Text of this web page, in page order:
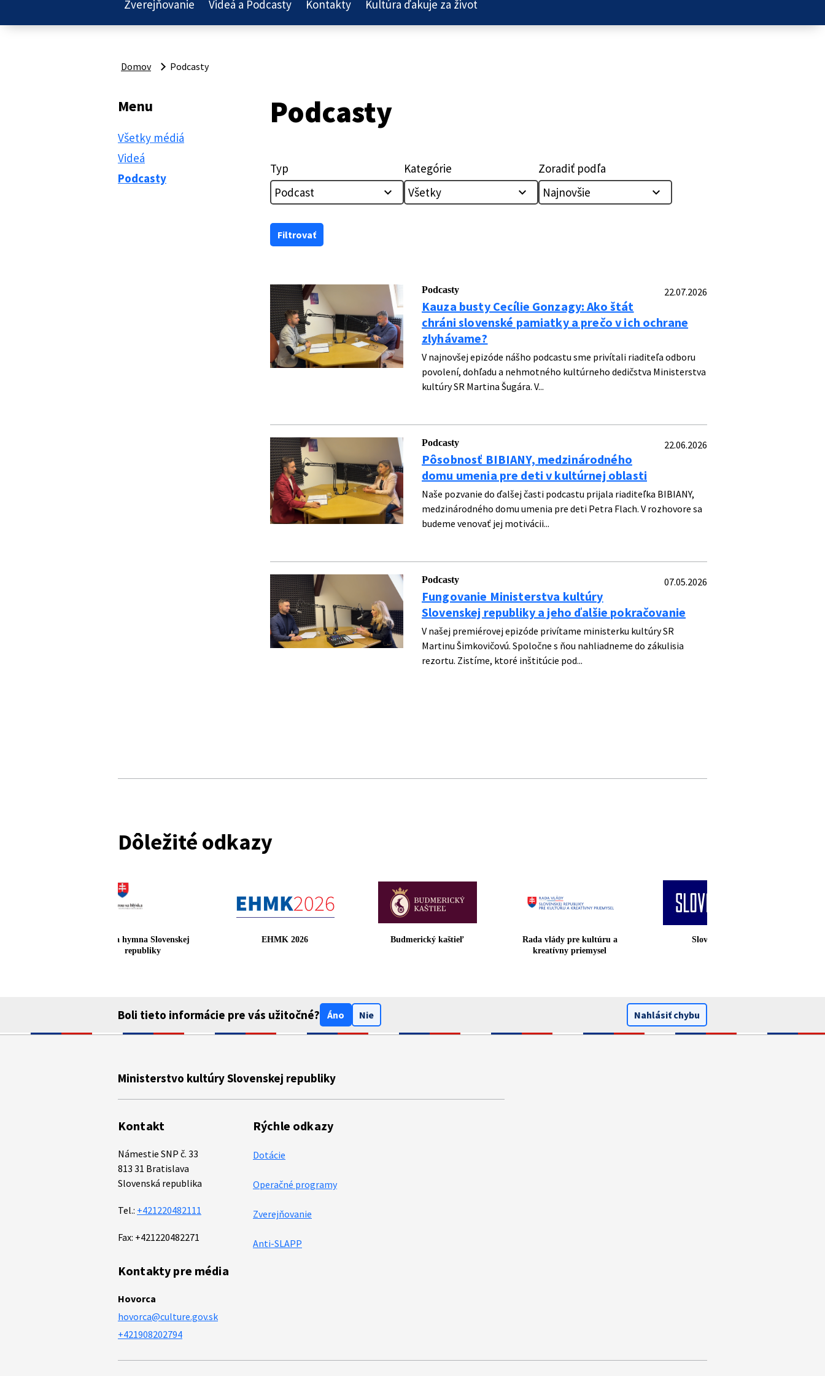
Zverejňovanie Videá a Podcasty Kontakty Kultúra ďakuje za život
Domov Podcasty
Menu
Všetky médiá
Videá
Podcasty
Podcasty
Typ
Podcast
expand_more
Kategórie
Všetky
expand_more
Zoradiť podľa
Najnovšie
expand_more
Filtrovať
Podcasty 22.07.2026
Kauza busty Cecílie Gonzagy: Ako štát
chráni slovenské pamiatky a prečo v ich ochrane
zlyhávame?
V najnovšej epizóde nášho podcastu sme privítali riaditeľa odboru
povolení, dohľadu a nehmotného kultúrneho dedičstva Ministerstva
kultúry SR Martina Šugára. V...
Podcasty 22.06.2026
Pôsobnosť BIBIANY, medzinárodného
domu umenia pre deti v kultúrnej oblasti
Naše pozvanie do ďalšej časti podcastu prijala riaditeľka BIBIANY,
medzinárodného domu umenia pre deti Petra Flach. V rozhovore sa
budeme venovať jej motivácii...
Podcasty 07.05.2026
Fungovanie Ministerstva kultúry
Slovenskej republiky a jeho ďalšie pokračovanie
V našej premiérovej epizóde privítame ministerku kultúry SR
Martinu Šimkovičovú. Spoločne s ňou nahliadneme do zákulisia
rezortu. Zistíme, ktoré inštitúcie pod...
Dôležité odkazy
Štátna hymna Slovenskej
republiky
EHMK 2026 Budmerický kaštieľ
Rada vlády pre kultúru a
kreatívny priemysel
Slovakiana
Boli tieto informácie pre vás užitočné? Áno Nie Nahlásiť chybu
Ministerstvo kultúry Slovenskej republiky
Kontakt
Námestie SNP č. 33
813 31 Bratislava
Slovenská republika
Tel.: +421220482111
Fax: +421220482271
Kontakty pre média
Hovorca
hovorca@culture.gov.sk
+421908202794
Rýchle odkazy
Dotácie
Operačné programy
Zverejňovanie
Anti-SLAPP